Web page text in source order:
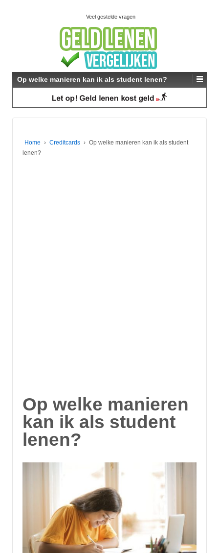
Veel gestelde vragen
Op welke manieren kan ik als student lenen?
Home › Creditcards › Op welke manieren kan ik als student
lenen?
Op welke manieren
kan ik als student
lenen?